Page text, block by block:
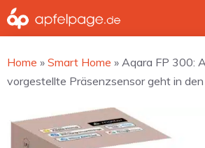
Zum
Inhalt
Home » Smart Home » Aqara FP 300:
vorgestellte Präsenzsensor geht in